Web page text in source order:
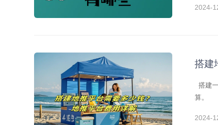
2024-
搭建
搭建
算。
2024-